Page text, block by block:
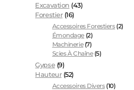
Excavation (43)
Forestier (16)
Accessoires Forestiers (2)
Émondage (2)
Machinerie (7)
Scies À Chaîne (5)
Gypse (9)
Hauteur (52)
Accessoires Divers (10)